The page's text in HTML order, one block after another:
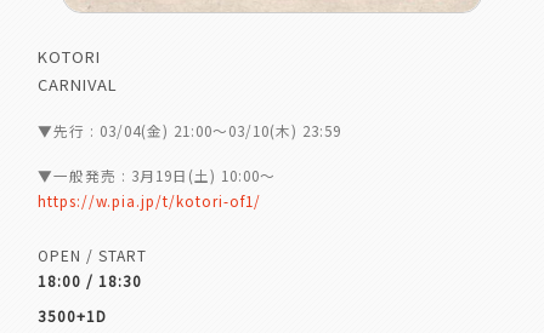
KOTORI
CARNIVAL
▼先行 : 03/04(金) 21:00～03/10(木) 23:59
▼一般発売 : 3月19日(土) 10:00～
https://w.pia.jp/t/kotori-of1/
OPEN / START
18:00 / 18:30
3500+1D